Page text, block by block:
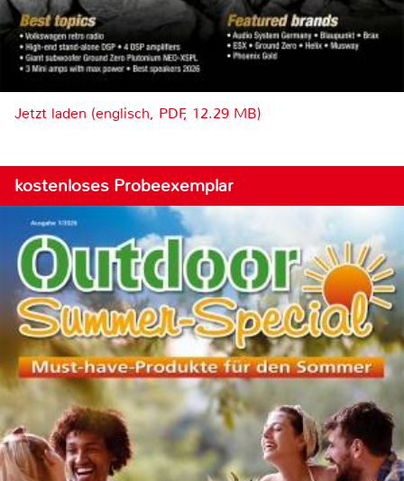
Jetzt laden (englisch, PDF, 12.29 MB)
kostenloses Probeexemplar